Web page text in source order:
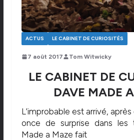
ACTUS LE CABINET DE CURIOSITÉS
7 août 2017 Tom Witwicky
LE CABINET DE
DAVE MADE
L’improbable est arrivé,
once de surprise dans les
Made a Maze fait